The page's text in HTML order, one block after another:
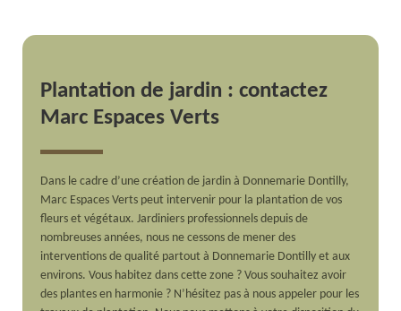
Plantation de jardin : contactez
Marc Espaces Verts
Dans le cadre d’une création de jardin à Donnemarie Dontilly,
Marc Espaces Verts peut intervenir pour la plantation de vos
fleurs et végétaux. Jardiniers professionnels depuis de
nombreuses années, nous ne cessons de mener des
interventions de qualité partout à Donnemarie Dontilly et aux
environs. Vous habitez dans cette zone ? Vous souhaitez avoir
des plantes en harmonie ? N’hésitez pas à nous appeler pour les